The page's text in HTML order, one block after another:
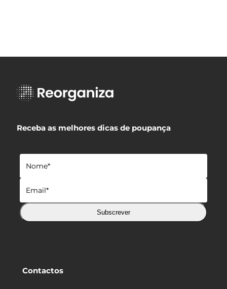
Receba as melhores dicas de poupança
Subscrever
Contactos